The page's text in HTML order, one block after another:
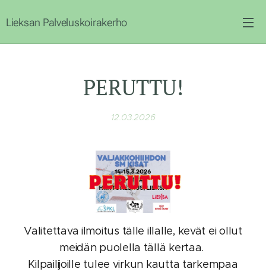
Lieksan Palveluskoirakerho
PERUTTU!
12.03.2026
Valitettava ilmoitus tälle illalle, kevät ei ollut
meidän puolella tällä kertaa.
Kilpailijoille tulee virkun kautta tarkempaa